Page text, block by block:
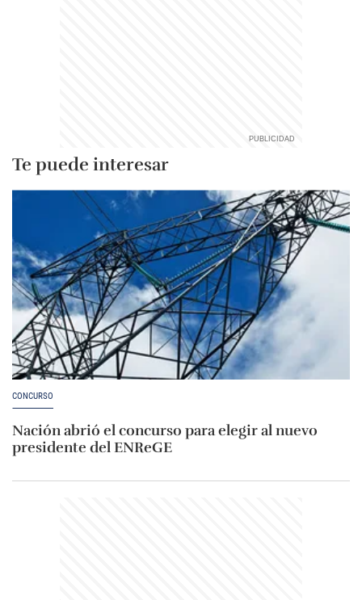
Te puede interesar
CONCURSO
Nación abrió el concurso para elegir al nuevo
presidente del ENReGE